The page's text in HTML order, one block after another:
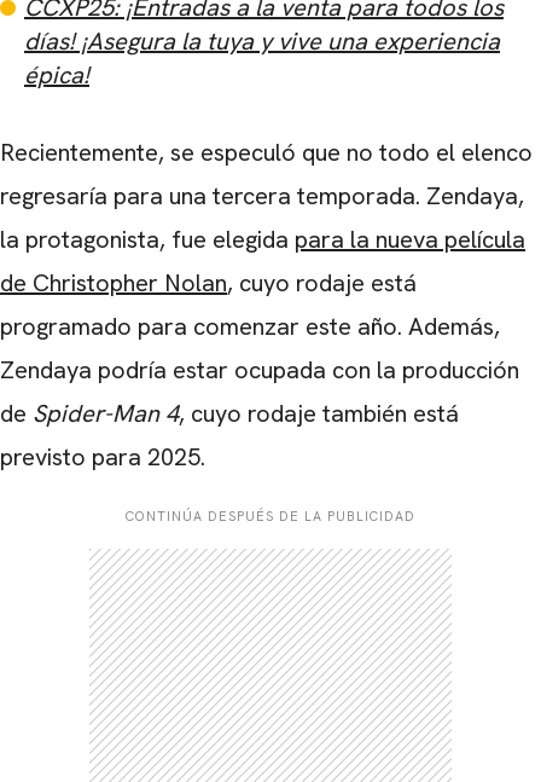
CCXP25: ¡Entradas a la venta para todos los
días! ¡Asegura la tuya y vive una experiencia
épica!
Recientemente, se especuló que no todo el elenco
regresaría para una tercera temporada. Zendaya,
la protagonista, fue elegida para la nueva película
de Christopher Nolan, cuyo rodaje está
programado para comenzar este año. Además,
Zendaya podría estar ocupada con la producción
de Spider-Man 4, cuyo rodaje también está
previsto para 2025.
CONTINÚA DESPUÉS DE LA PUBLICIDAD